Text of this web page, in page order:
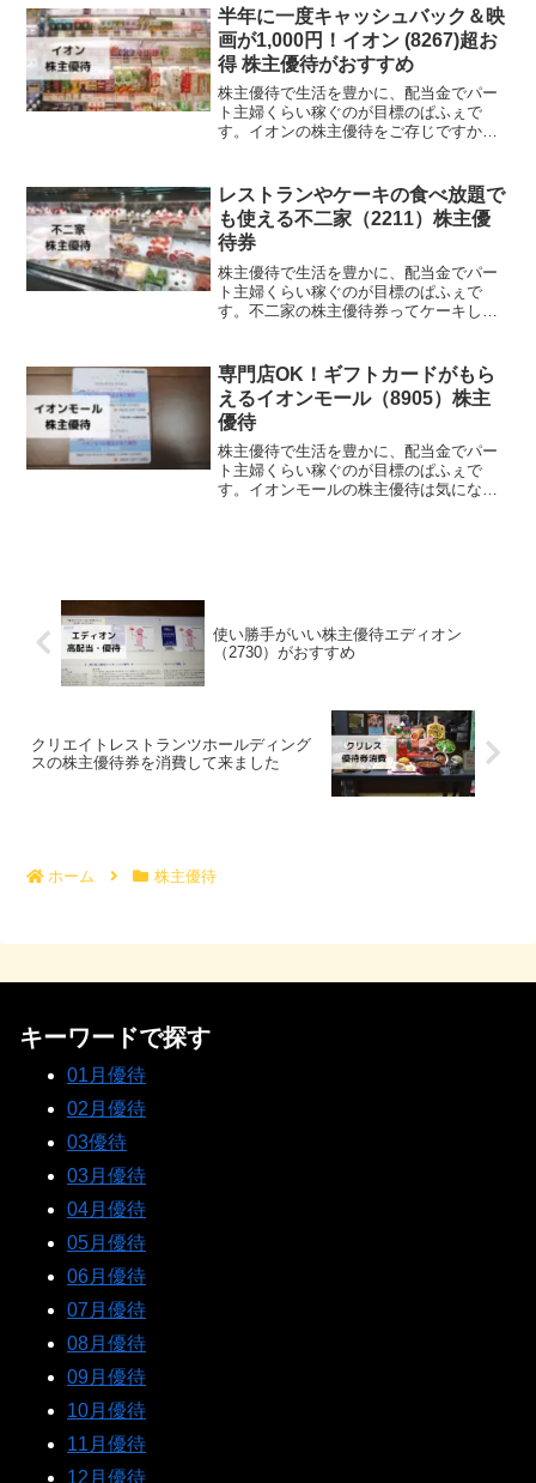
を回っても買うものがない……。この記
事を読むと、ビックカメラの買...
半年に一度キャッシュバック＆映
画が1,000円！イオン (8267)超お
得 株主優待がおすすめ
株主優待で生活を豊かに、配当金でパー
ト主婦くらい稼ぐのが目標のぱふぇで
す。イオンの株主優待をご存じですか？
イオンで頻繁に買い物する方必見です。
株主優待だけでなく、他のサ...
レストランやケーキの食べ放題で
も使える不二家（2211）株主優
待券
株主優待で生活を豊かに、配当金でパー
ト主婦くらい稼ぐのが目標のぱふぇで
す。不二家の株主優待券ってケーキしか
時期をご紹介。この記事を読むと、ケー
キ以外にもお菓子やレストラ...
専門店OK！ギフトカードがもら
えるイオンモール（8905）株主
優待
株主優待で生活を豊かに、配当金でパー
ト主婦くらい稼ぐのが目標のぱふぇで
す。イオンモールの株主優待は気になる
使い勝手がいい株主優待エディオン
（2730）がおすすめ
クリエイトレストランツホールディング
スの株主優待券を消費して来ました
ホーム 株主優待
キーワードで探す
01月優待
02月優待
03優待
03月優待
04月優待
05月優待
06月優待
07月優待
08月優待
09月優待
10月優待
11月優待
12月優待